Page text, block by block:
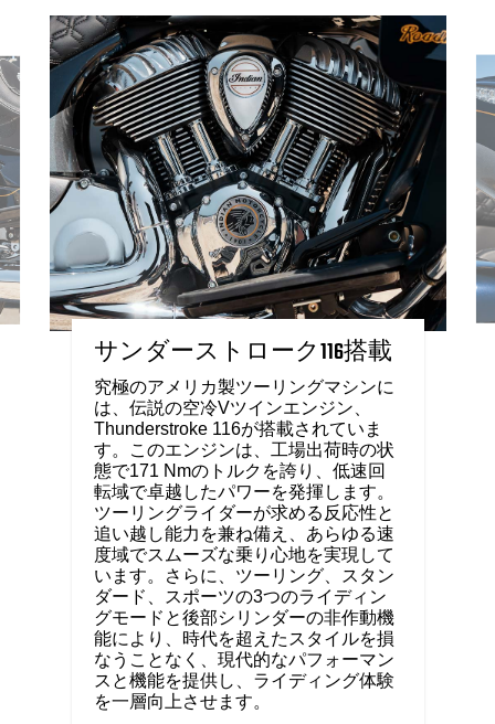
サンダーストローク116搭載
究極のアメリカ製ツーリングマシンに
は、伝説の空冷Vツインエンジン、
Thunderstroke 116が搭載されていま
す。このエンジンは、工場出荷時の状
態で171 Nmのトルクを誇り、低速回
転域で卓越したパワーを発揮します。
ツーリングライダーが求める反応性と
追い越し能力を兼ね備え、あらゆる速
度域でスムーズな乗り心地を実現して
います。さらに、ツーリング、スタン
ダード、スポーツの3つのライディン
グモードと後部シリンダーの非作動機
能により、時代を超えたスタイルを損
なうことなく、現代的なパフォーマン
スと機能を提供し、ライディング体験
を一層向上させます。